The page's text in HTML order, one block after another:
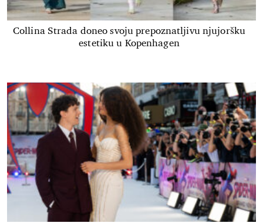
Collina Strada doneo svoju prepoznatljivu njujoršku
estetiku u Kopenhagen